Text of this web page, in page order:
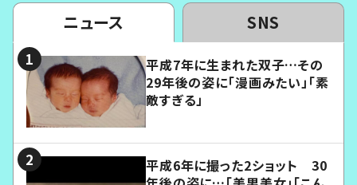
ニュース SNS
平成7年に生まれた双子…その
29年後の姿に「漫画みたい」「素
敵すぎる」
平成6年に撮った2ショット 30